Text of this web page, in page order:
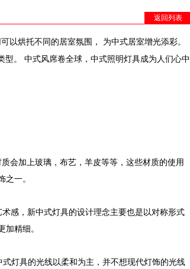
返回列表
托不同的居室氛围，
为中式居室增光添彩。
。
中式风席卷全球，中式照明灯具成为人们心中
玻璃，布艺，羊皮等等， 这些材质的使用
。
术感，新中式灯具的设计理念主要也是以对称形式
细。
灯具的光线以柔和为主， 并不想现代灯饰的光线